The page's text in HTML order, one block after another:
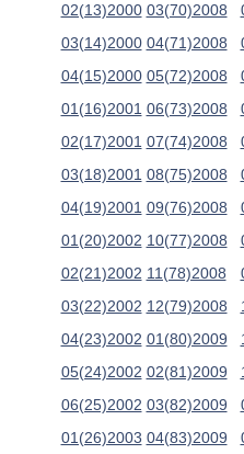
02(13)2000
03(14)2000
04(15)2000
01(16)2001
02(17)2001
03(18)2001
04(19)2001
01(20)2002
02(21)2002
03(22)2002
04(23)2002
05(24)2002
06(25)2002
01(26)2003
03(70)2008
04(71)2008
05(72)2008
06(73)2008
07(74)2008
08(75)2008
09(76)2008
10(77)2008
11(78)2008
12(79)2008
01(80)2009
02(81)2009
03(82)2009
04(83)2009